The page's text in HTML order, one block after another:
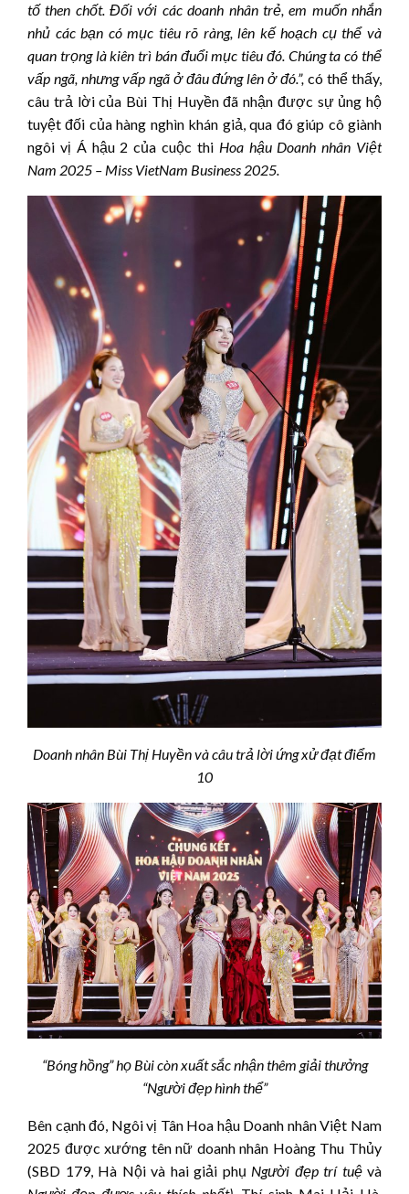
tố then chốt. Đối với các doanh nhân trẻ, em muốn nhắn
nhủ các bạn có mục tiêu rõ ràng, lên kế hoạch cụ thể và
quan trọng là kiên trì bán đuổi mục tiêu đó. Chúng ta có thể
vấp ngã, nhưng vấp ngã ở đâu đứng lên ở đó.”, có thể thấy,
câu trả lời của Bùi Thị Huyền đã nhận được sự ủng hộ
tuyệt đối của hàng nghìn khán giả, qua đó giúp cô giành
ngôi vị Á hậu 2 của cuộc thi Hoa hậu Doanh nhân Việt
Nam 2025 – Miss VietNam Business 2025.
Doanh nhân Bùi Thị Huyền và câu trả lời ứng xử đạt điểm
10
“Bóng hồng” họ Bùi còn xuất sắc nhận thêm giải thưởng
“Người đẹp hình thể”
Bên cạnh đó, Ngôi vị Tân Hoa hậu Doanh nhân Việt Nam
2025 được xướng tên nữ doanh nhân Hoàng Thu Thủy
(SBD 179, Hà Nội và hai giải phụ Người đẹp trí tuệ và